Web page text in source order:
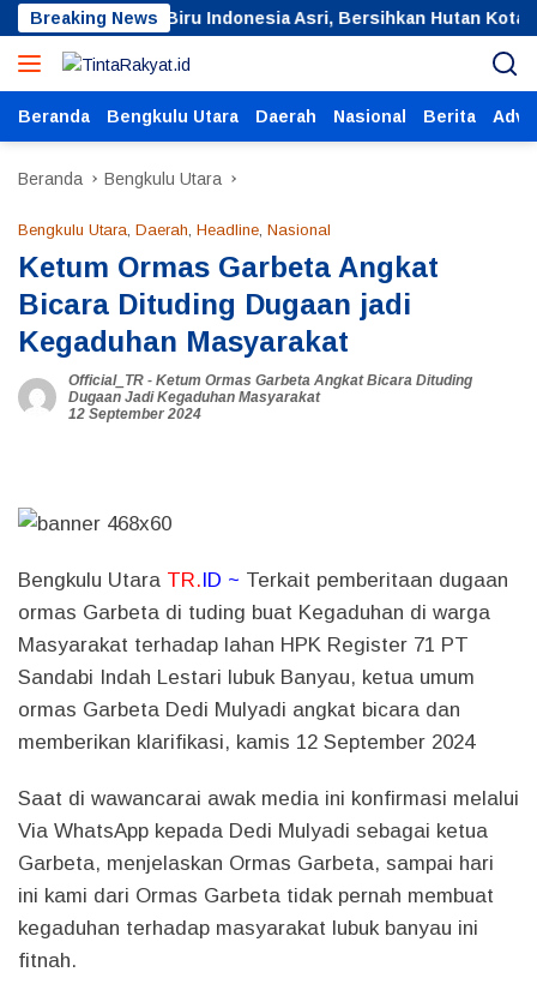
Langsung
ke
konten
Breaking News
Langit Biru Indonesia Asri, Bersihkan Hutan Kota
Beranda Bengkulu Utara Daerah Nasional Berita
Beranda Bengkulu Utara
Bengkulu Utara, Daerah, Headline, Nasional
Ketum Ormas Garbeta Angkat
Bicara Dituding Dugaan jadi
Kegaduhan Masyarakat
Official_TR - Ketum Ormas Garbeta Angkat Bicara Dituding
Dugaan Jadi Kegaduhan Masyarakat
12 September 2024
Bengkulu Utara TR.ID ~ Terkait pemberitaan dugaan
ormas Garbeta di tuding buat Kegaduhan di warga
Masyarakat terhadap lahan HPK Register 71 PT
Sandabi Indah Lestari lubuk Banyau, ketua umum
ormas Garbeta Dedi Mulyadi angkat bicara dan
memberikan klarifikasi, kamis 12 September 2024
Saat di wawancarai awak media ini konfirmasi melalui
Via WhatsApp kepada Dedi Mulyadi sebagai ketua
Garbeta, menjelaskan Ormas Garbeta, sampai hari
ini kami dari Ormas Garbeta tidak pernah membuat
kegaduhan terhadap masyarakat lubuk banyau ini
fitnah.